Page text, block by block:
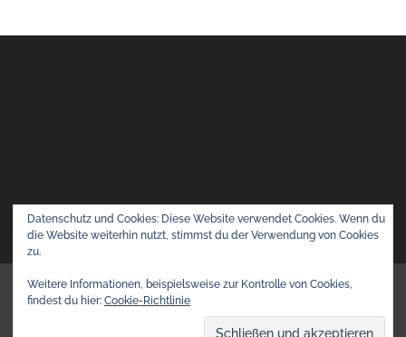
Copyright © 2026 INOPERE® Personalberatung |
Executive Search
Impressum / AGB
Datenschutz und Cookies: Diese Website verwendet Cookies. Wenn du
die Website weiterhin nutzt, stimmst du der Verwendung von Cookies
zu.
Weitere Informationen, beispielsweise zur Kontrolle von Cookies,
findest du hier: Cookie-Richtlinie